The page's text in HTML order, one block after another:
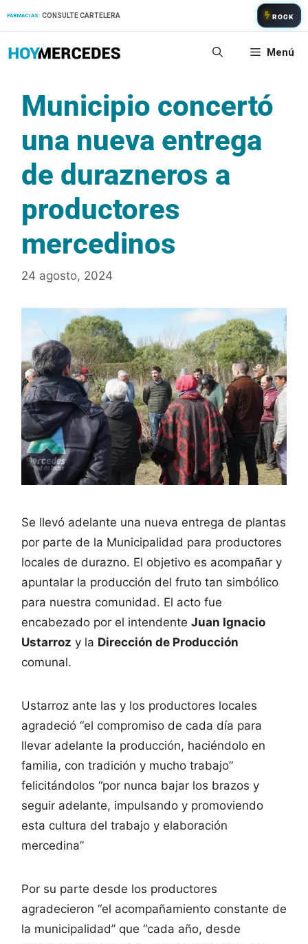
FARMACIAS: CONSULTE CARTELERA ROCK
Menú
Municipio concertó
una nueva entrega
de durazneros a
productores
mercedinos
24 agosto, 2024
Se llevó adelante una nueva entrega de plantas
por parte de la Municipalidad para productores
locales de durazno. El objetivo es acompañar y
apuntalar la producción del fruto tan simbólico
para nuestra comunidad. El acto fue
encabezado por el intendente Juan Ignacio
Ustarroz y la Dirección de Producción
comunal.
Ustarroz ante las y los productores locales
agradeció “el compromiso de cada día para
llevar adelante la producción, haciéndolo en
familia, con tradición y mucho trabajo”
felicitándolos “por nunca bajar los brazos y
seguir adelante, impulsando y promoviendo
esta cultura del trabajo y elaboración
mercedina”
Por su parte desde los productores
agradecieron “el acompañamiento constante de
la municipalidad” que “cada año, desde